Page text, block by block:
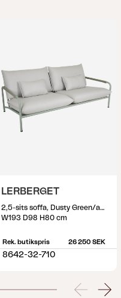
LERBERGET
2,5-sits soffa, Dusty Green/ash
W193 D98 H80 cm
Rek. butikspris 26 250 SEK
8642-32-710